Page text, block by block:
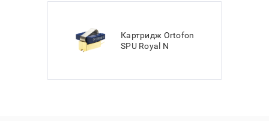
Картридж Ortofon
SPU Royal N